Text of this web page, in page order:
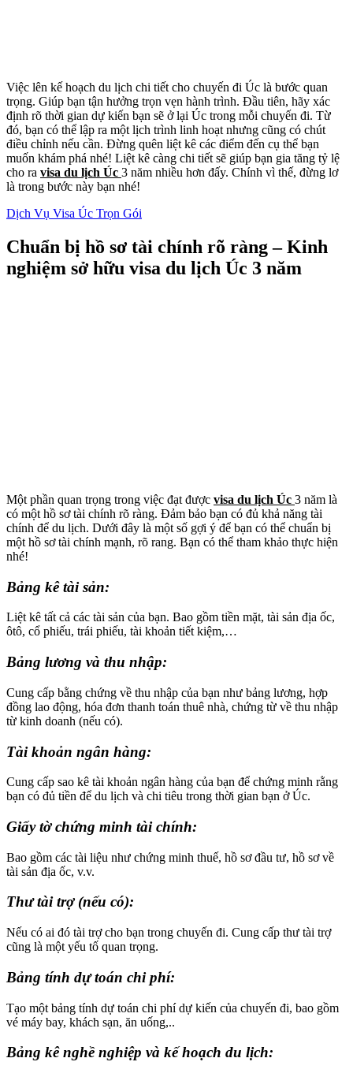
Việc lên kế hoạch du lịch chi tiết cho chuyến đi Úc là bước quan
trọng. Giúp bạn tận hưởng trọn vẹn hành trình. Đầu tiên, hãy xác
định rõ thời gian dự kiến bạn sẽ ở lại Úc trong mỗi chuyến đi. Từ
đó, bạn có thể lập ra một lịch trình linh hoạt nhưng cũng có chút
điều chỉnh nếu cần. Đừng quên liệt kê các điểm đến cụ thể bạn
muốn khám phá nhé! Liệt kê càng chi tiết sẽ giúp bạn gia tăng tỷ lệ
cho ra visa du lịch Úc 3 năm nhiều hơn đấy. Chính vì thế, đừng lơ
là trong bước này bạn nhé!
Dịch Vụ Visa Úc Trọn Gói
Chuẩn bị hồ sơ tài chính rõ ràng – Kinh
nghiệm sở hữu visa du lịch Úc 3 năm
Một phần quan trọng trong việc đạt được visa du lịch Úc 3 năm là
có một hồ sơ tài chính rõ ràng. Đảm bảo bạn có đủ khả năng tài
chính để du lịch. Dưới đây là một số gợi ý để bạn có thể chuẩn bị
một hồ sơ tài chính mạnh, rõ rang. Bạn có thể tham khảo thực hiện
nhé!
Bảng kê tài sản:
Liệt kê tất cả các tài sản của bạn. Bao gồm tiền mặt, tài sản địa ốc,
ôtô, cổ phiếu, trái phiếu, tài khoản tiết kiệm,…
Bảng lương và thu nhập:
Cung cấp bằng chứng về thu nhập của bạn như bảng lương, hợp
đồng lao động, hóa đơn thanh toán thuê nhà, chứng từ về thu nhập
từ kinh doanh (nếu có).
Tài khoản ngân hàng:
Cung cấp sao kê tài khoản ngân hàng của bạn để chứng minh rằng
bạn có đủ tiền để du lịch và chi tiêu trong thời gian bạn ở Úc.
Giấy tờ chứng minh tài chính:
Bao gồm các tài liệu như chứng minh thuế, hồ sơ đầu tư, hồ sơ về
tài sản địa ốc, v.v.
Thư tài trợ (nếu có):
Nếu có ai đó tài trợ cho bạn trong chuyến đi. Cung cấp thư tài trợ
cũng là một yếu tố quan trọng.
Bảng tính dự toán chi phí:
Tạo một bảng tính dự toán chi phí dự kiến của chuyến đi, bao gồm
vé máy bay, khách sạn, ăn uống,..
Bảng kê nghề nghiệp và kế hoạch du lịch: